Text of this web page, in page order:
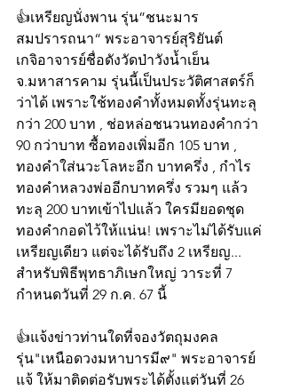
👍เหรียญนั่งพาน รุ่น”ชนะมาร
สมปรารถนา“ พระอาจารย์สุริยันต์
เกจิอาจารย์ชื่อดังวัดป่าวังน้ำเย็น
จ.มหาสารคาม รุ่นนี้เป็นประวัติศาสตร์ก็
ว่าได้ เพราะใช้ทองคำทั้งหมดทั้งรุ่นทะลุ
กว่า 200 บาท , ช่อหล่อชนวนทองคำกว่า
90 กว่าบาท ซื้อทองเพิ่มอีก 105 บาท ,
ทองคำใส่นวะโลหะอีก บาทครึ่ง , กำไร
ทองคำหลวงพ่ออีกบาทครึ่ง รวมๆ แล้ว
ทะลุ 200 บาทเข้าไปแล้ว ใครมียอดชุด
ทองคำกอดไว้ให้แน่น! เพราะไม่ได้รับแค่
เหรียญเดียว แต่จะได้รับถึง 2 เหรียญ...
สำหรับพิธีพุทธาภิเษกใหญ่ วาระที่ 7
กำหนดวันที่ 29 ก.ค. 67 นี้
👍แจ้งข่าวท่านใดที่จองวัตถุมงคล
รุ่น"เหนือดวงมหาบารมี๙" พระอาจารย์
แจ้ ให้มาติดต่อรับพระได้ตั้งแต่วันที่ 26